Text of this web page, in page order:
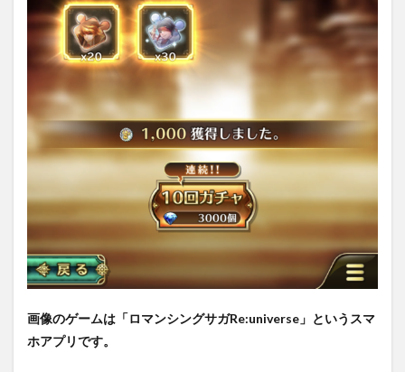
画像のゲームは「ロマンシングサガRe:universe」というスマ
ホアプリです。